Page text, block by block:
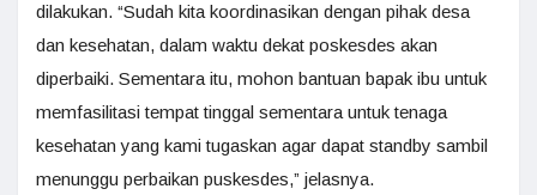
dilakukan. “Sudah kita koordinasikan dengan pihak desa
dan kesehatan, dalam waktu dekat poskesdes akan
diperbaiki. Sementara itu, mohon bantuan bapak ibu untuk
memfasilitasi tempat tinggal sementara untuk tenaga
kesehatan yang kami tugaskan agar dapat standby sambil
menunggu perbaikan puskesdes,” jelasnya.